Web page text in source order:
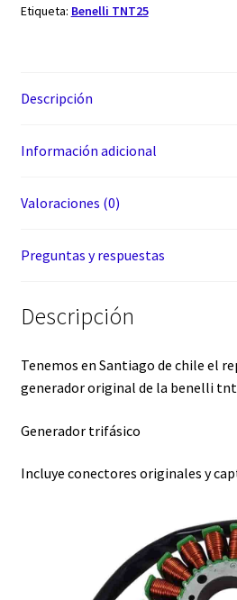
Etiqueta: Benelli TNT25
Descripción
Información adicional
Valoraciones (0)
Preguntas y respuestas
Descripción
Tenemos en Santiago de chile el
generador original de la benelli
Generador trifásico
Incluye conectores originales y